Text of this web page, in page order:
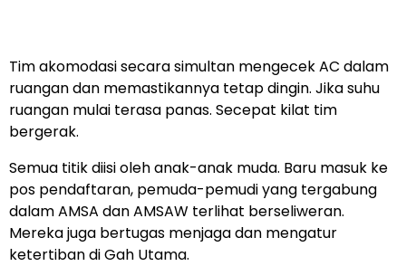
Tim akomodasi secara simultan mengecek AC dalam
ruangan dan memastikannya tetap dingin. Jika suhu
ruangan mulai terasa panas. Secepat kilat tim
bergerak.
Semua titik diisi oleh anak-anak muda. Baru masuk ke
pos pendaftaran, pemuda-pemudi yang tergabung
dalam AMSA dan AMSAW terlihat berseliweran.
Mereka juga bertugas menjaga dan mengatur
ketertiban di Gah Utama.